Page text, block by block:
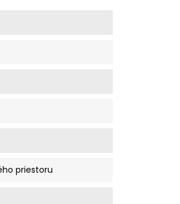
priestoru